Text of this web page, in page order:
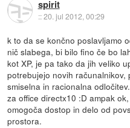
spirit
::20. jul 2012, 00:29
k to da se končno poslavljamo
nič slabega, bi bilo fino če bo
kot XP, je pa tako da jih veliko
potrebujejo novih
smiselna in racionalna
za office directx10 :D ampak
omogoča dostop in delo od
prostora.